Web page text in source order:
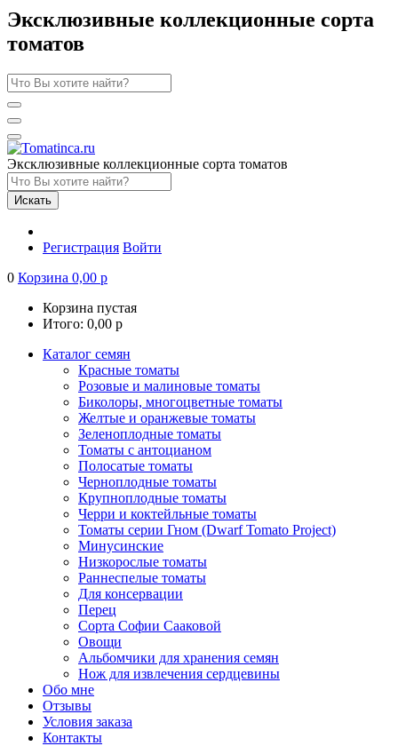
Эксклюзивные коллекционные сорта
томатов
Эксклюзивные коллекционные сорта томатов
Искать
Регистрация Войти
0 Корзина 0,00 р
Корзина пустая
Итого: 0,00 р
Каталог семян
Красные томаты
Розовые и малиновые томаты
Биколоры, многоцветные томаты
Желтые и оранжевые томаты
Зеленоплодные томаты
Томаты с антоцианом
Полосатые томаты
Черноплодные томаты
Крупноплодные томаты
Черри и коктейльные томаты
Томаты серии Гном (Dwarf Tomato Project)
Минусинские
Низкорослые томаты
Раннеспелые томаты
Для консервации
Перец
Сорта Софии Сааковой
Овощи
Альбомчики для хранения семян
Нож для извлечения сердцевины
Обо мне
Отзывы
Условия заказа
Контакты